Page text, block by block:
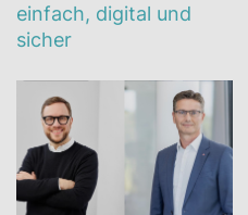
einfach, digital und
sicher